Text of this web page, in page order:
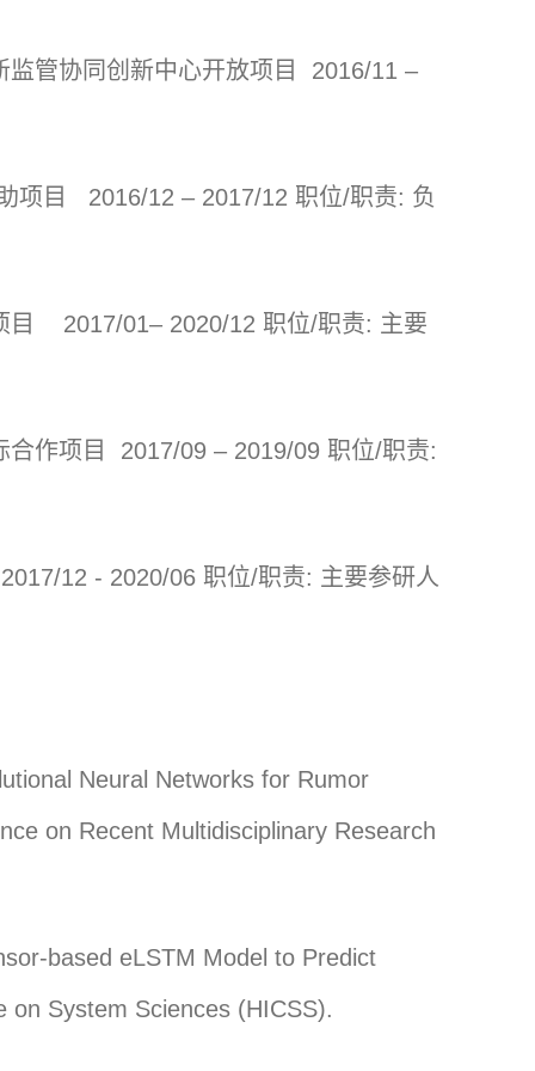
管协同创新中心开放项目 2016/11 –
项目 2016/12 – 2017/12 职位/职责: 负
目 2017/01– 2020/12 职位/职责: 主要
作项目 2017/09 – 2019/09 职位/职责:
12 - 2020/06 职位/职责: 主要参研人
Neural Networks for Rumor
on Recent Multidisciplinary Research
based eLSTM Model to Predict
on System Sciences (HICSS).